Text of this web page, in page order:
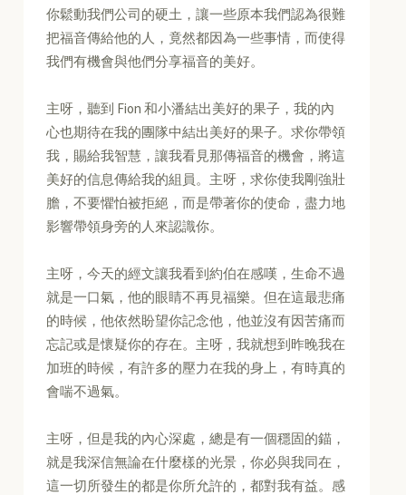
你鬆動我們公司的硬土，讓一些原本我們認為很難
把福音傳給他的人，竟然都因為一些事情，而使得
我們有機會與他們分享福音的美好。
主呀，聽到 Fion 和小潘結出美好的果子，我的內
心也期待在我的團隊中結出美好的果子。求你帶領
我，賜給我智慧，讓我看見那傳福音的機會，將這
美好的信息傳給我的組員。主呀，求你使我剛強壯
膽，不要懼怕被拒絕，而是帶著你的使命，盡力地
影響帶領身旁的人來認識你。
主呀，今天的經文讓我看到約伯在感嘆，生命不過
就是一口氣，他的眼睛不再見福樂。但在這最悲痛
的時候，他依然盼望你記念他，他並沒有因苦痛而
忘記或是懷疑你的存在。主呀，我就想到昨晚我在
加班的時候，有許多的壓力在我的身上，有時真的
會喘不過氣。
主呀，但是我的內心深處，總是有一個穩固的錨，
就是我深信無論在什麼樣的光景，你必與我同在，
這一切所發生的都是你所允許的，都對我有益。感